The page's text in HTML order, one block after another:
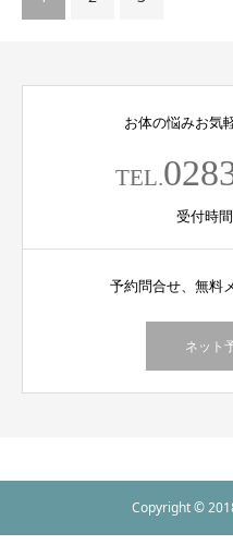
お体の悩みお気
TEL.
受付時
予約問合せ、無料
ネット
Copyright ©